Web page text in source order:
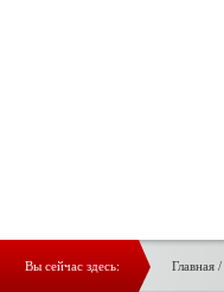
Вы сейчас здесь: Главная/